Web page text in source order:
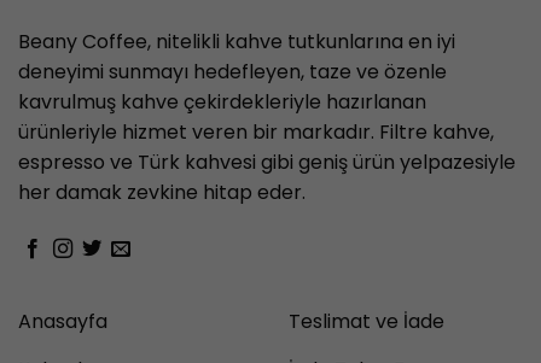
Beany Coffee, nitelikli kahve tutkunlarına en iyi
deneyimi sunmayı hedefleyen, taze ve özenle
kavrulmuş kahve çekirdekleriyle hazırlanan
ürünleriyle hizmet veren bir markadır. Filtre kahve,
espresso ve Türk kahvesi gibi geniş ürün yelpazesiyle
her damak zevkine hitap eder.
Anasayfa
Teslimat ve İade